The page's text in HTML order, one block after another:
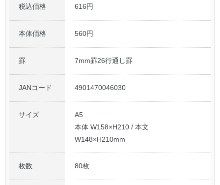
税込価格 616円
本体価格 560円
罫 7mm罫26行通し罫
JANコード 4901470046030
サイズ
A5
本体 W158×H210 / 本文
W148×H210mm
枚数 80枚